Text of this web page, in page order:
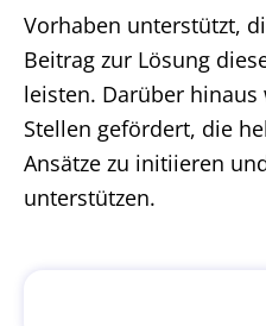
Vorhaben unterstützt,
Beitrag zur Lösung
leisten. Darüber
Stellen gefördert, die
Ansätze zu initiieren
unterstützen.